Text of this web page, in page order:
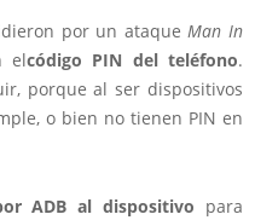
por un ataqueMan In
elcódigo PIN del teléfono.
porque al ser dispositivos
o bien no tienen PIN en
ADB al dispositivo para